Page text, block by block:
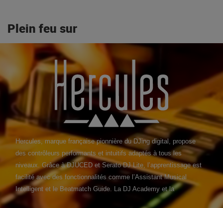
Plein feu sur
Hercules, marque française pionnière du DJing digital, propose
des contrôleurs performants et intuitifs adaptés à tous les
niveaux. Grâce à DJUCED et Serato DJ Lite, l’apprentissage est
facilité avec des fonctionnalités comme l’Assistant Musical
Intelligent et le Beatmatch Guide. La DJ Academy et la
communauté en ligne accompagnent chaque DJ dans sa